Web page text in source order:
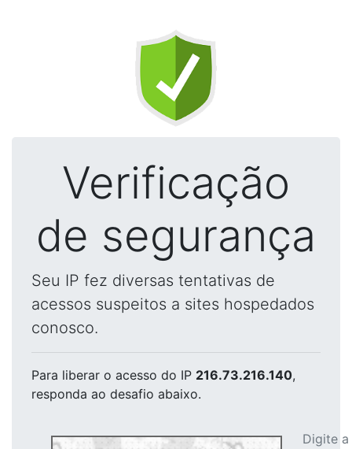
Verificação
de segurança
Seu IP fez diversas tentativas de
acessos suspeitos a sites hospedados
conosco.
Para liberar o acesso do IP 216.73.216.140,
responda ao desafio abaixo.
Digite